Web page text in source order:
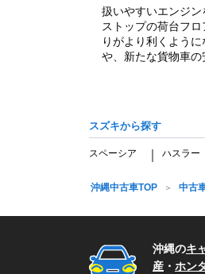
扱いやすいエンジ
ストップの荷台フ
りがより利くよう
や、新たな貨物車
スズキから探す
スペーシア ハスラー
沖縄中古車TOP 中古
沖縄のキ
産 ・ ホン